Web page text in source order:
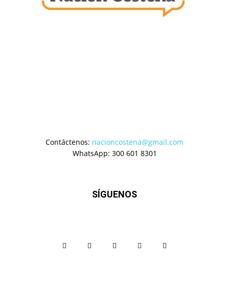
Contáctenos: nacioncostena@gmail.com
WhatsApp: 300 601 8301
SÍGUENOS